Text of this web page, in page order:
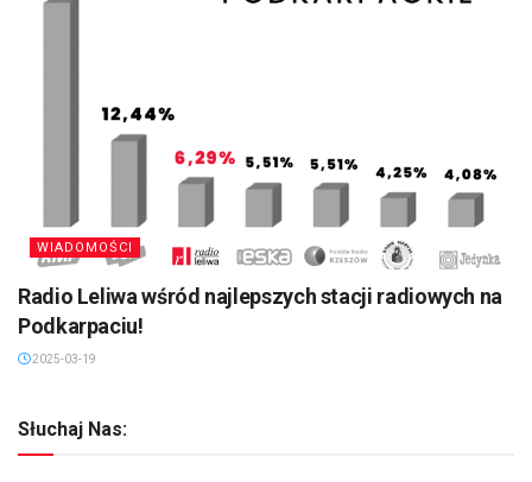
WIADOMOŚCI
Radio Leliwa wśród najlepszych stacji radiowych na
Podkarpaciu!
2025-03-19
Słuchaj Nas: